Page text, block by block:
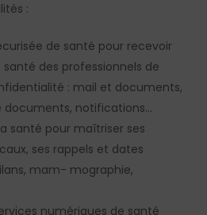
:
de santé pour recevoir
des professionnels de
: mail et documents,
documents, notifications…
santé pour maîtriser ses
ses rappels et dates
mam- mographie,
numériques de santé